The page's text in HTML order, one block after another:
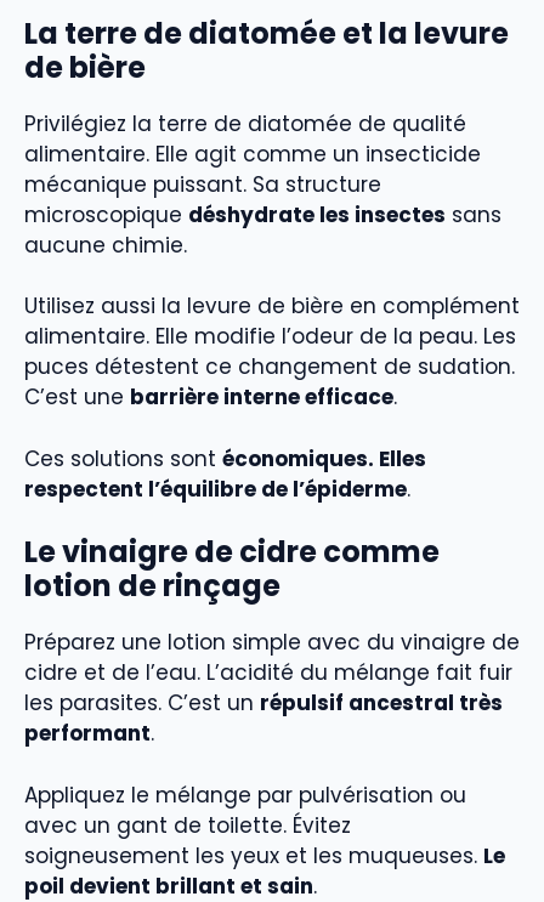
La terre de diatomée et la levure
de bière
Privilégiez la terre de diatomée de qualité
alimentaire. Elle agit comme un insecticide
mécanique puissant. Sa structure
microscopique déshydrate les insectes sans
aucune chimie.
Utilisez aussi la levure de bière en complément
alimentaire. Elle modifie l’odeur de la peau. Les
puces détestent ce changement de sudation.
C’est une barrière interne efficace.
Ces solutions sont économiques. Elles
respectent l’équilibre de l’épiderme.
Le vinaigre de cidre comme
lotion de rinçage
Préparez une lotion simple avec du vinaigre de
cidre et de l’eau. L’acidité du mélange fait fuir
les parasites. C’est un répulsif ancestral très
performant.
Appliquez le mélange par pulvérisation ou
avec un gant de toilette. Évitez
soigneusement les yeux et les muqueuses. Le
poil devient brillant et sain.